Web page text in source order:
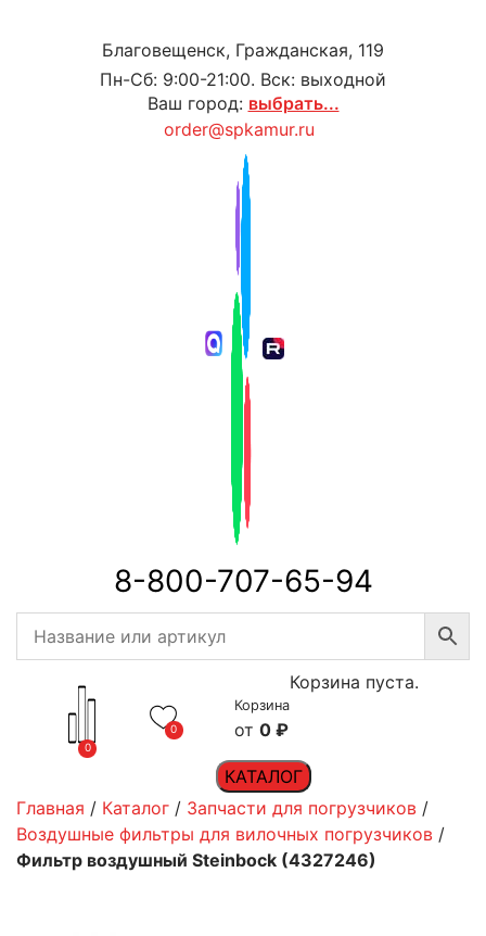
Благовещенск, Гражданская, 119
Пн-Сб: 9:00-21:00. Вск: выходной
Ваш город: выбрать...
order@spkamur.ru
8-800-707-65-94
0
0
Корзина
0 ₽
Корзина пуста.
КАТАЛОГ
Главная / Каталог / Запчасти для погрузчиков /
Воздушные фильтры для вилочных погрузчиков /
Фильтр воздушный Steinbock (4327246)